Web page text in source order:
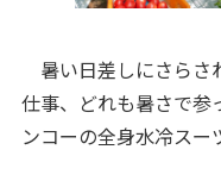
暑い日差しにさらさ
仕事、どれも暑さで
ンコーの全身水冷スー